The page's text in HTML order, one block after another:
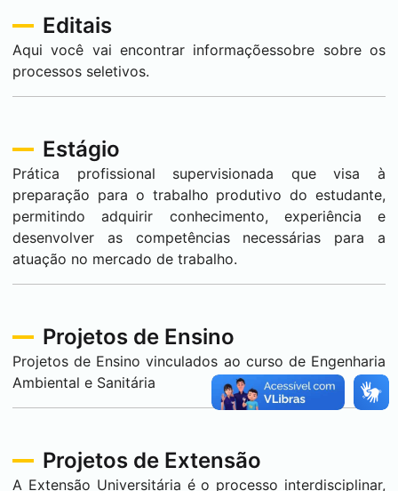
Editais
Aqui você vai encontrar informaçõessobre sobre os
processos seletivos.
Estágio
Prática profissional supervisionada que visa à
preparação para o trabalho produtivo do estudante,
permitindo adquirir conhecimento, experiência e
desenvolver as competências necessárias para a
atuação no mercado de trabalho.
Projetos de Ensino
Projetos de Ensino vinculados ao curso de Engenharia
Ambiental e Sanitária
Projetos de Extensão
A Extensão Universitária é o processo interdisciplinar,